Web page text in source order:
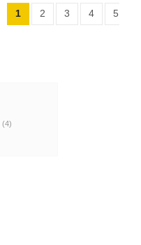
(4)
1 2 3 4 5